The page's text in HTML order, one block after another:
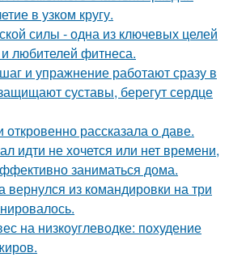
в узком кругу.
силы - одна из ключевых целей
любителей фитнеса.
и упражнение работают сразу в
суставы, берегут сердце
рассказала о даве.
идти не хочется или нет времени,
заниматься дома.
из командировки на три
на низкоуглеводке: похудение